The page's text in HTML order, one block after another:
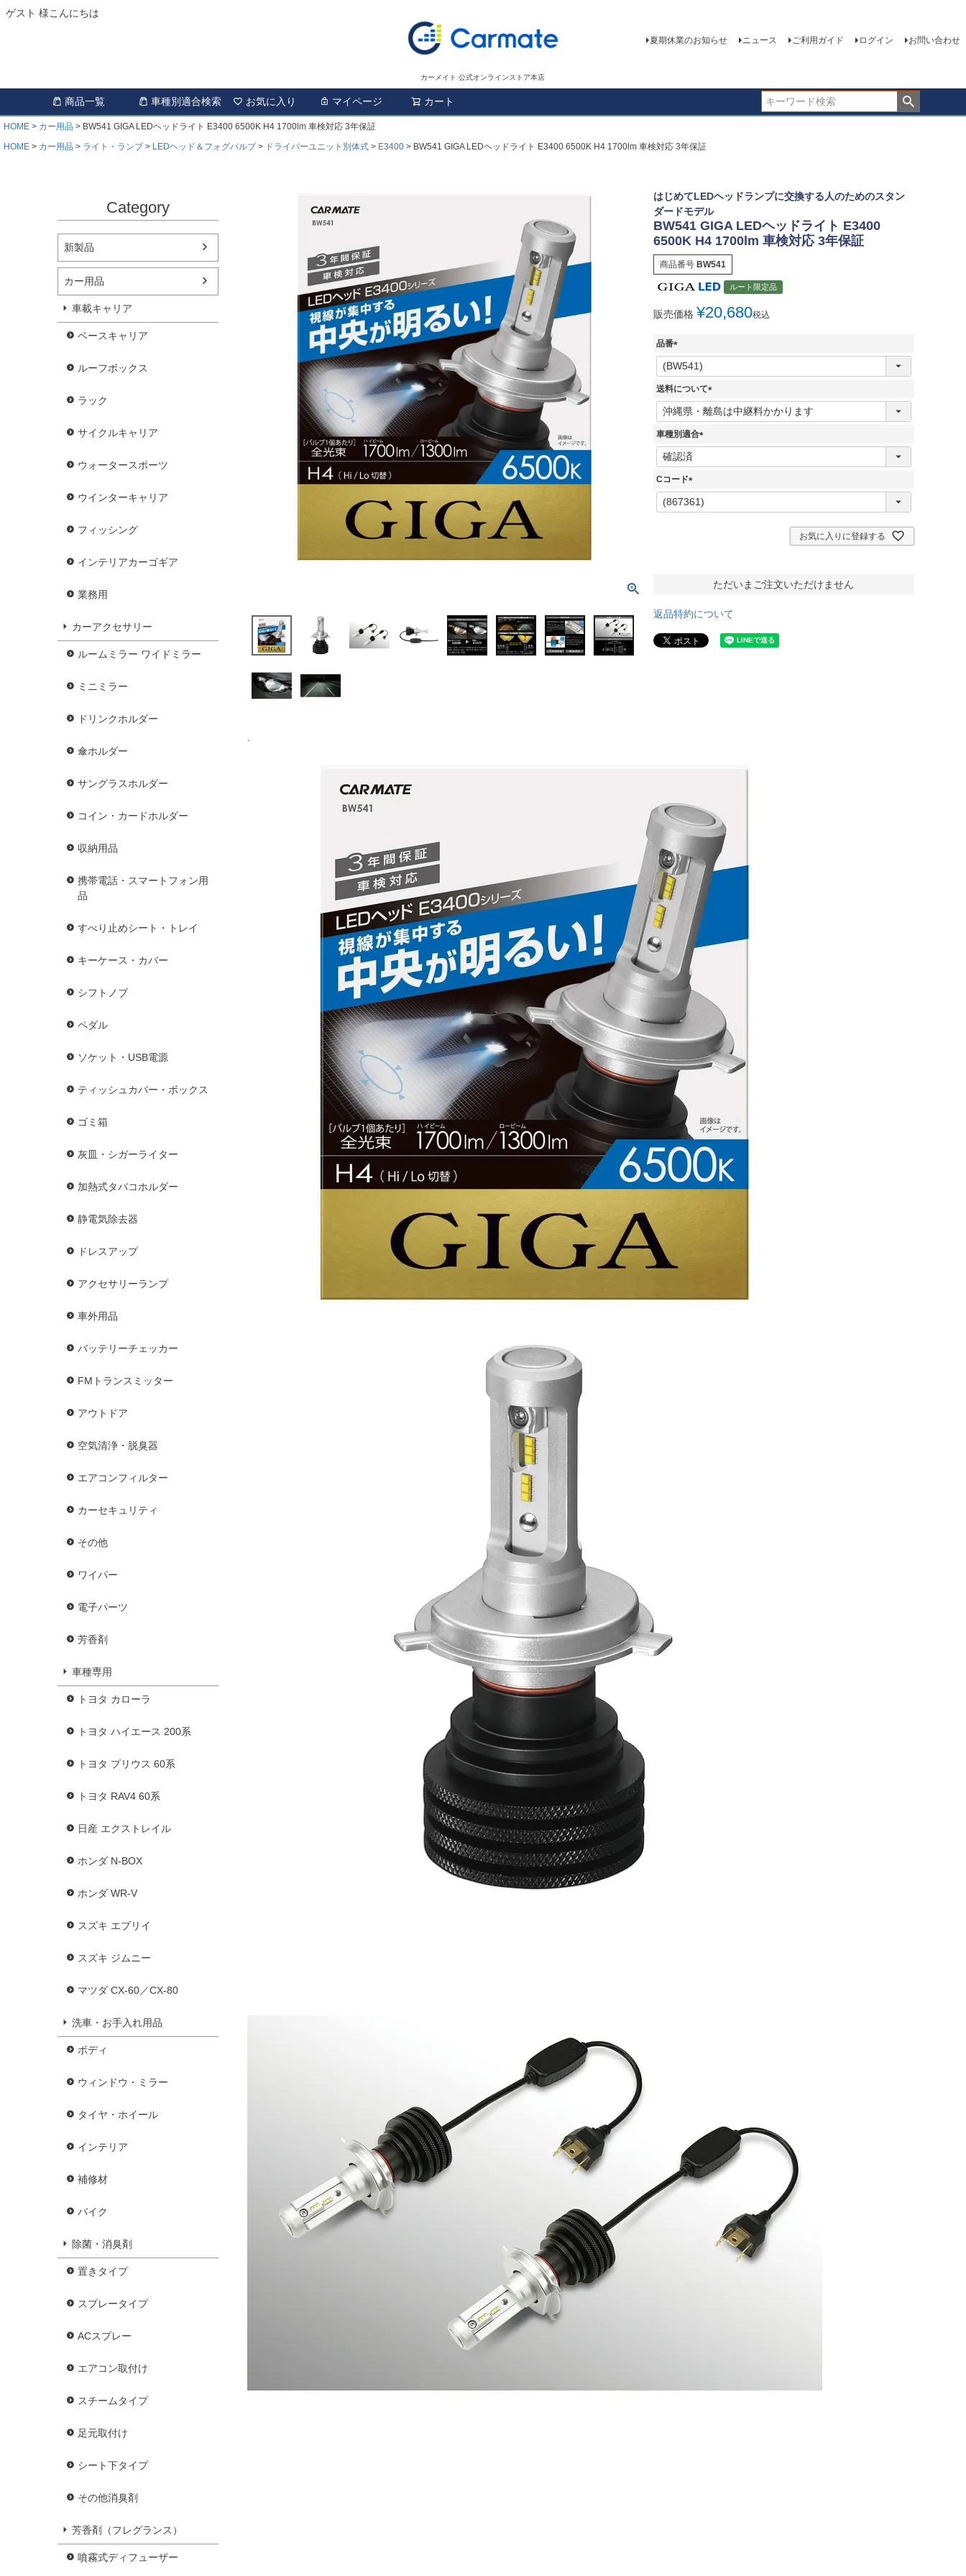
ゲスト 様こんにちは
カーメイト 公式オンラインストア本店
夏期休業のお知らせ ニュース ご利用ガイド ログイン お問い合わせ
商品一覧 車種別適合検索 お気に入り マイページ カート
HOME カー用品
BW541 GIGA LEDヘッドライト E3400 6500K H4 1700lm 車検対応 3年保証
HOME
カー用品 ライト・ランプ LEDヘッド＆フォグバルブ ドライバーユニット別体式 E3400 BW541 GIGA LEDヘッドライト E3400 6500K H4 1700lm 車検対応 3年保証
Category
新製品
カー用品
車載キャリア
ベースキャリア
ルーフボックス
ラック
サイクルキャリア
ウォータースポーツ
ウインターキャリア
フィッシング
インテリアカーゴギア
業務用
カーアクセサリー
ルームミラー ワイドミラー
ミニミラー
ドリンクホルダー
傘ホルダー
サングラスホルダー
コイン・カードホルダー
収納用品
携帯電話・スマートフォン用
品
すべり止めシート・トレイ
キーケース・カバー
シフトノブ
ペダル
ソケット・USB電源
ティッシュカバー・ボックス
ゴミ箱
灰皿・シガーライター
加熱式タバコホルダー
静電気除去器
ドレスアップ
アクセサリーランプ
車外用品
バッテリーチェッカー
FMトランスミッター
アウトドア
空気清浄・脱臭器
エアコンフィルター
カーセキュリティ
その他
ワイパー
電子パーツ
芳香剤
車種専用
トヨタ カローラ
トヨタ ハイエース 200系
トヨタ プリウス 60系
トヨタ RAV4 60系
日産 エクストレイル
ホンダ N-BOX
ホンダ WR-V
スズキ エブリイ
スズキ ジムニー
マツダ CX-60／CX-80
洗車・お手入れ用品
ボディ
ウィンドウ・ミラー
タイヤ・ホイール
インテリア
補修材
バイク
除菌・消臭剤
置きタイプ
スプレータイプ
ACスプレー
エアコン取付け
スチームタイプ
足元取付け
シート下タイプ
その他消臭剤
芳香剤（フレグランス）
噴霧式ディフューザー
はじめてLEDヘッドランプに交換する人のためのスタン
ダードモデル
BW541 GIGA LEDヘッドライト E3400
6500K H4 1700lm 車検対応 3年保証
商品番号 BW541
ルート限定品
販売価格 ¥20,680税込
品番
(
必
須
送料について
(
必
車種別適合
(
Cコード
(
必
お気に入りに登録する
ただいまご注文いただけません
返品特約について